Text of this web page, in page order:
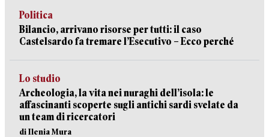
Politica
Bilancio, arrivano risorse per tutti: il caso
Castelsardo fa tremare l’Esecutivo – Ecco perché
Lo studio
Archeologia, la vita nei nuraghi dell’isola: le
affascinanti scoperte sugli antichi sardi svelate da
un team di ricercatori
di Ilenia Mura